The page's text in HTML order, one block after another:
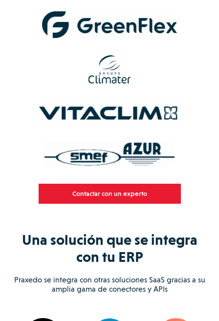
Contactar con un experto
Una solución que se integra
con tu ERP
Praxedo se integra con otras soluciones SaaS gracias a su
amplia gama de conectores y APIs